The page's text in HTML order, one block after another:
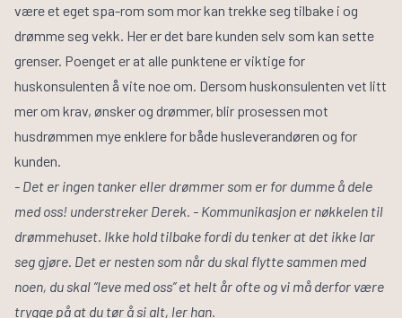
være et eget spa-rom som mor kan trekke seg tilbake i og
drømme seg vekk. Her er det bare kunden selv som kan sette
grenser. Poenget er at alle punktene er viktige for
huskonsulenten å vite noe om. Dersom huskonsulenten vet litt
mer om krav, ønsker og drømmer, blir prosessen mot
husdrømmen mye enklere for både husleverandøren og for
kunden.
- Det er ingen tanker eller drømmer som er for dumme å dele
med oss! understreker Derek. - Kommunikasjon er nøkkelen til
drømmehuset. Ikke hold tilbake fordi du tenker at det ikke lar
seg gjøre. Det er nesten som når du skal flytte sammen med
noen, du skal “leve med oss” et helt år ofte og vi må derfor være
trygge på at du tør å si alt, ler han.